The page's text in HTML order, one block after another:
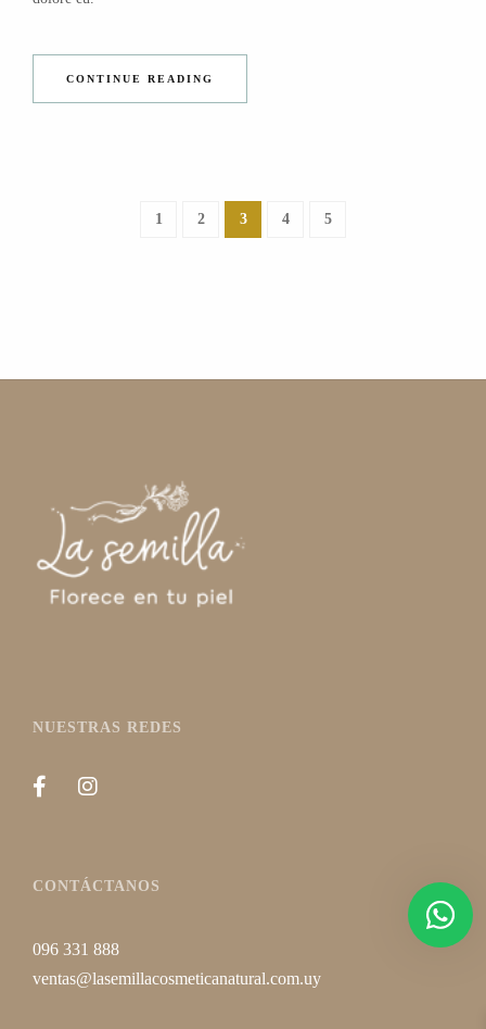
CONTINUE READING
1 2 3 4 5
NUESTRAS REDES
CONTÁCTANOS
096 331 888
ventas@lasemillacosmeticanatural.com.uy